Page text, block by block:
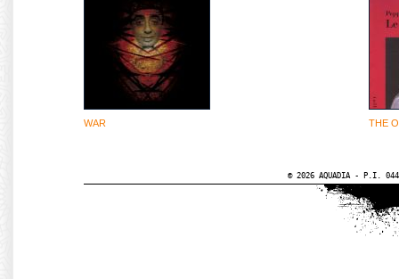
WAR THE
© 2026 AQUADIA - P.I.